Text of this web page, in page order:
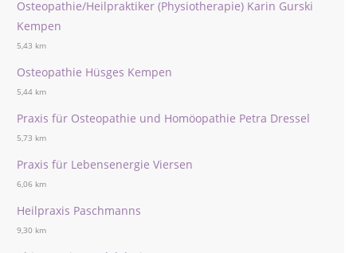
Osteopathie/Heilpraktiker (Physiotherapie) Karin Gurski
Kempen
5,43 km
Osteopathie Hüsges Kempen
5,44 km
Praxis für Osteopathie und Homöopathie Petra Dressel
5,73 km
Praxis für Lebensenergie Viersen
6,06 km
Heilpraxis Paschmanns
9,30 km